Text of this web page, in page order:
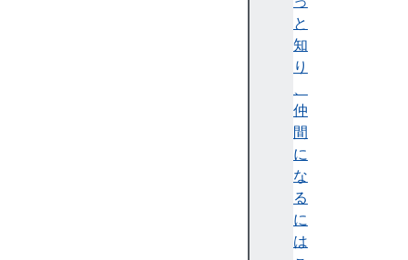
と
知
り
、
仲
間
に
な
る
に
は